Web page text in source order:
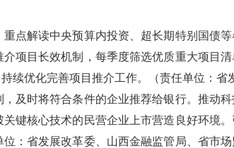
点解读中央预算内投资、超长期特别国债
项目长效机制，每季度筛选优质重大项目
优化完善项目推介工作。（责任单位：省
及时将符合条件的企业推荐给银行。推动
键核心技术的民营企业上市营造良好环境
：省发展改革委、山西金融监管局、省市